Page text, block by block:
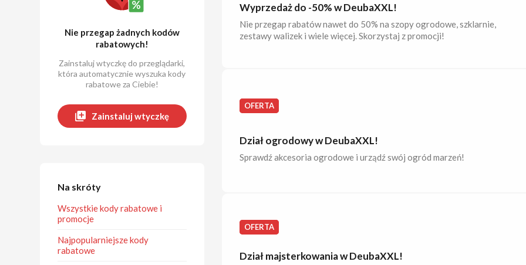
Nie przegap żadnych kodów
rabatowych!
Zainstaluj wtyczkę do przeglądarki,
która automatycznie wyszuka kody
rabatowe za Ciebie!
Zainstaluj wtyczkę
Na skróty
Wszystkie kody rabatowe i
promocje
Najpopularniejsze kody
rabatowe
Wyprzedaż do -50% w DeubaXXL!
Nie przegap rabatów nawet do 50% na szopy ogrodowe, szklarnie,
zestawy walizek i wiele więcej. Skorzystaj z promocji!
OFERTA
Dział ogrodowy w DeubaXXL!
Sprawdź akcesoria ogrodowe i urządź swój ogród marzeń!
OFERTA
Dział majsterkowania w DeubaXXL!